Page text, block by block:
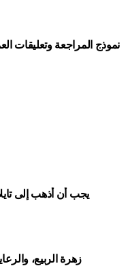
يجب أن أذهب إلى
زهرة الربيع،